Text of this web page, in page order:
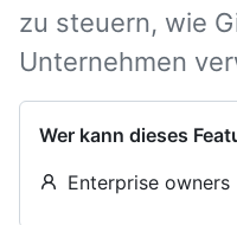
zu steuern, wie
Unternehmen
Wer kann dieses
Enterprise owners